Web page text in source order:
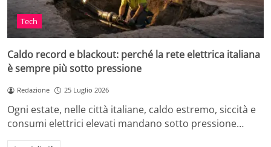
Tech
Caldo record e blackout: perché la rete elettrica italiana
è sempre più sotto pressione
Redazione 25 Luglio 2026
Ogni estate, nelle città italiane, caldo estremo, siccità e
consumi elettrici elevati mandano sotto pressione…